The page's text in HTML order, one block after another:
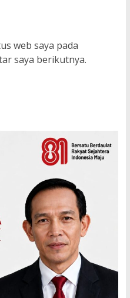
web saya pada
saya berikutnya.